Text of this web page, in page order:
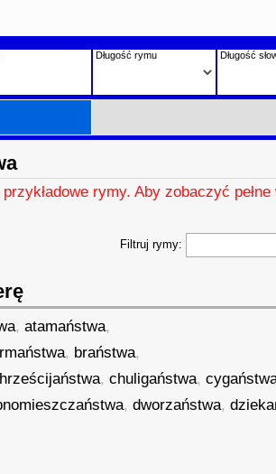
Długość rymu Długość
rymy. Aby zobaczyć
Filtruj rymy:
,atamaństwa,
, braństwa,
,chuligaństwa,
,dworzaństwa,